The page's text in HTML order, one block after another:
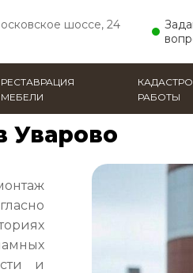
шоссе, 24
РЕСТАВРАЦИЯ
МЕБЕЛИ
РАБОТЫ
Уварово
и